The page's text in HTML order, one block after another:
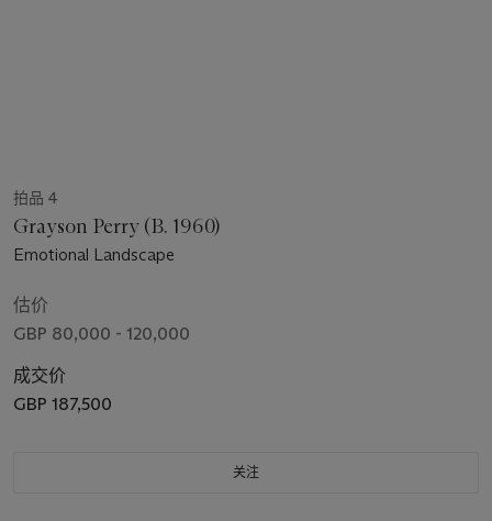
拍品 4
Grayson Perry (B. 1960)
Emotional Landscape
估价
GBP 80,000 - 120,000
成交价
GBP 187,500
关注